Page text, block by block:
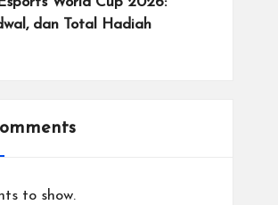
dan Total Hadiah
to show.